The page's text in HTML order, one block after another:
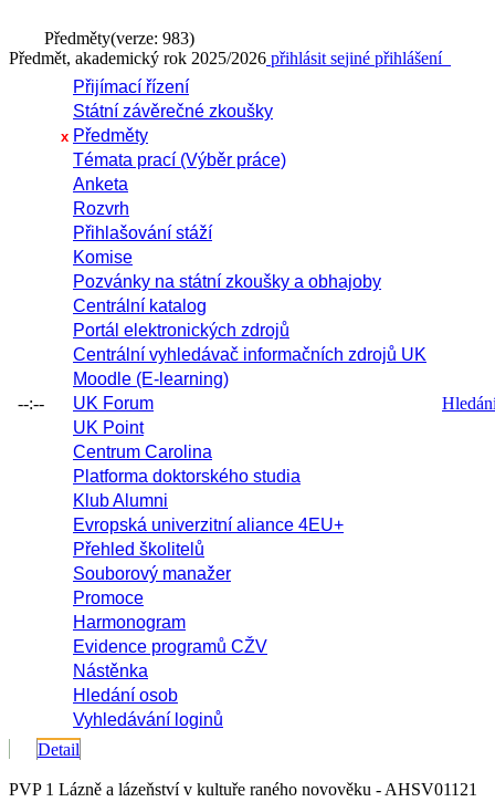
Předměty(verze: 983)
Předmět, akademický rok 2025/2026 přihlásit sejiné přihlášení
--:--
Přijímací řízení
Státní závěrečné zkoušky
x Předměty
Témata prací (Výběr práce)
Anketa
Rozvrh
Přihlašování stáží
Komise
Pozvánky na státní zkoušky a obhajoby
Centrální katalog
Portál elektronických zdrojů
Centrální vyhledávač informačních zdrojů UK
Moodle (E-learning)
UK Forum
UK Point
Centrum Carolina
Platforma doktorského studia
Klub Alumni
Evropská univerzitní aliance 4EU+
Přehled školitelů
Souborový manažer
Promoce
Harmonogram
Evidence programů CŽV
Nástěnka
Hledání osob
Vyhledávání loginů
Detail
PVP 1 Lázně a lázeňství v kultuře raného novověku - AHSV01121